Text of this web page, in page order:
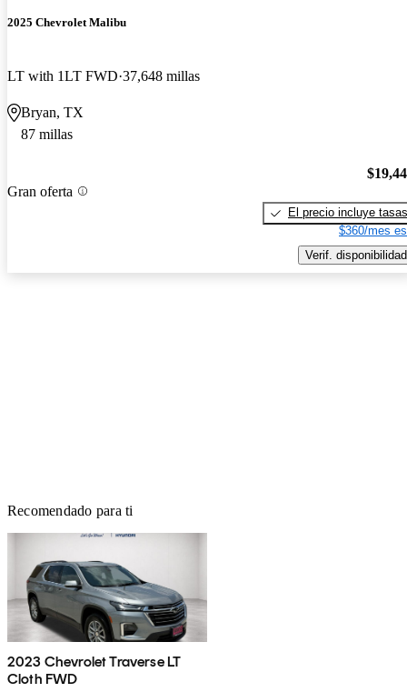
2025 Chevrolet Malibu
LT with 1LT FWD 37,648 millas
Bryan, TX
87 millas
Gran oferta
El precio incluye tasas
$360/mes
Verif. disponibilidad
Recomendado para ti
2023 Chevrolet Traverse LT
Cloth FWD